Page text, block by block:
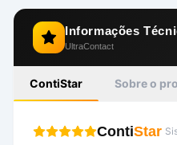
Informações
UltraContact
ContiStar Sobre o
ContiStar